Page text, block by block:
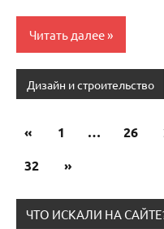
Читать далее
Дизайн и строительство
записей
« Предыдущие
1 … 26
32
Следующие
»
ЧТО ИСКАЛИ НА